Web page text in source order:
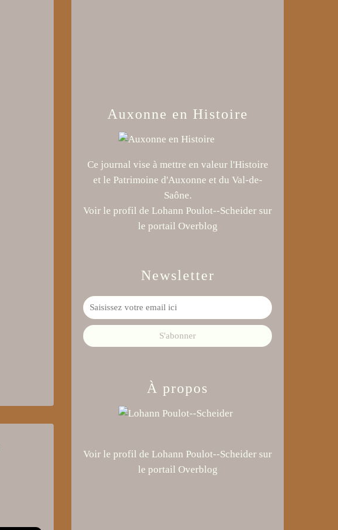
Newsletter
Auxonne en Histoire
Ce journal vise à mettre en valeur l'Histoire
et le Patrimoine d'Auxonne et du Val-de-
Saône.
Voir le profil de Lohann Poulot--Scheider sur
le portail Overblog
À propos
Voir le profil de Lohann Poulot--Scheider sur
le portail Overblog